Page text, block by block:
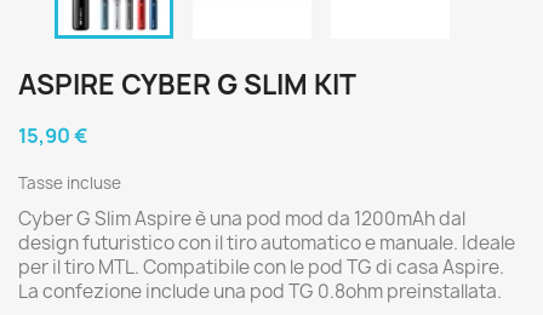
ASPIRE CYBER G SLIM KIT
15,90 €
Tasse incluse
Cyber G Slim Aspire è una pod mod da 1200mAh dal
design futuristico con il tiro automatico e manuale. Ideale
per il tiro MTL. Compatibile con le pod TG di casa Aspire.
La confezione include una pod TG 0.8ohm preinstallata.